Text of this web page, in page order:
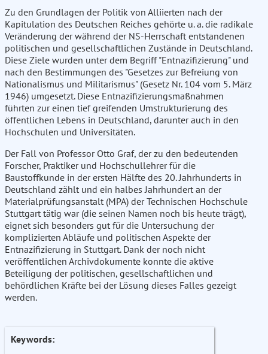
Zu den Grundlagen der Politik von Alliierten nach der
Kapitulation des Deutschen Reiches gehörte u. a. die radikale
Veränderung der während der NS-Herrschaft entstandenen
politischen und gesellschaftlichen Zustände in Deutschland.
Diese Ziele wurden unter dem Begriff "Entnazifizierung" und
nach den Bestimmungen des "Gesetzes zur Befreiung von
Nationalismus und Militarismus" (Gesetz Nr. 104 vom 5. März
1946) umgesetzt. Diese Entnazifizierungsmaßnahmen
führten zur einen tief greifenden Umstrukturierung des
öffentlichen Lebens in Deutschland, darunter auch in den
Hochschulen und Universitäten.
Der Fall von Professor Otto Graf, der zu den bedeutenden
Forscher, Praktiker und Hochschullehrer für die
Baustoffkunde in der ersten Hälfte des 20. Jahrhunderts in
Deutschland zählt und ein halbes Jahrhundert an der
Materialprüfungsanstalt (MPA) der Technischen Hochschule
Stuttgart tätig war (die seinen Namen noch bis heute trägt),
eignet sich besonders gut für die Untersuchung der
komplizierten Abläufe und politischen Aspekte der
Entnazifizierung in Stuttgart. Dank der noch nicht
veröffentlichen Archivdokumente konnte die aktive
Beteiligung der politischen, gesellschaftlichen und
behördlichen Kräfte bei der Lösung dieses Falles gezeigt
werden.
Keywords: